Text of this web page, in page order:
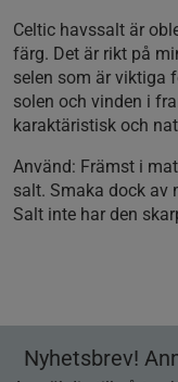
Celtic havssalt är
färg. Det är rikt på
selen som är viktiga
solen och vinden i
karaktäristisk och
Använd: Främst i
salt. Smaka dock av
Salt inte har den
Nyhetsbrev!